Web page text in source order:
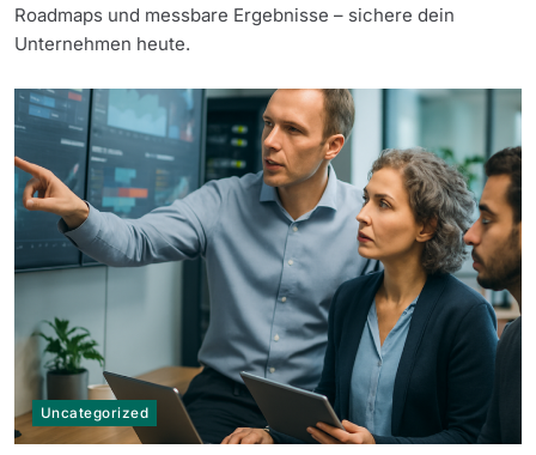
Roadmaps und messbare Ergebnisse – sichere dein
Unternehmen heute.
Uncategorized